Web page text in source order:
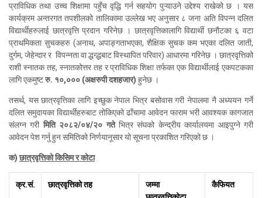
प्राविधिक तथा उच्च शिक्षामा पहुँच वृद्धि गर्न सहयोग पुऱ्याउने उद्देश्य राखेको छ । यस
कार्यक्रम अन्तरगत तपशीलको तालिकामा उल्लेख भए अनुसार ८ जना अति विपन्न दलित
विद्यार्थीहरुलाई छात्रवृत्ति प्रदान गरिनेछ । छात्रवृत्तिकालागि विद्यार्थी छनौटका ६ वटा
प्राथमिकता सुचकहरु (अनाथ, अपाङ्गताभएका, शैक्षिक सुचक कम भएका दलित जाती,
दुर्गम, जेहेन्दार र विपन्नता वा द्धन्द्धबाट विस्थापित परिवार) आधारमा गरिनेछ । छात्रवृत्तिको
राशी स्नातक तह, स्नातकोत्तर तह र प्राविधिक शिक्षा तर्फका एक विद्यार्थीलाई एकपटकका
लागि एकमुष्टरु. १०,००० (अक्षरुपी दशहजार) हुनेछ ।
तसर्थ, यस छात्रवृत्तिका लागि इच्छुक नेपाल भित्र बसोवास गरी नेपालमा नै अध्ययन गर्ने
दलित समुदायका विद्यार्थीहरुबाट तोकिएको ढाँचामा आवेदन फाराम भरी आवश्यक कागजात
संलग्न गरीमिति २०८२/०४/२० गतेभित्र संघको केन्द्रीय कार्यालयमा आइपुग्ने गरी
आवेदन पेश गर्नु हुन समितिको निर्णयानूसार यो सूचना प्रकाशित गरिएको छ ।
क)छात्रवृत्तिको किसिम र कोटा
क्र.सं. छात्रवृत्तिको तह
जम्मा
कैफियत